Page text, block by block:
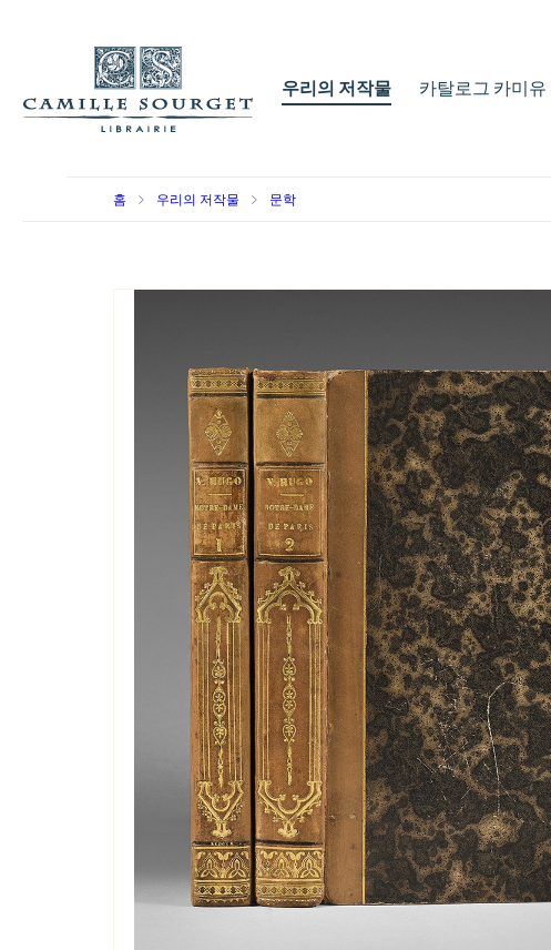
우리의 저작물 카탈로그 카미유
홈 우리의 저작물 문학